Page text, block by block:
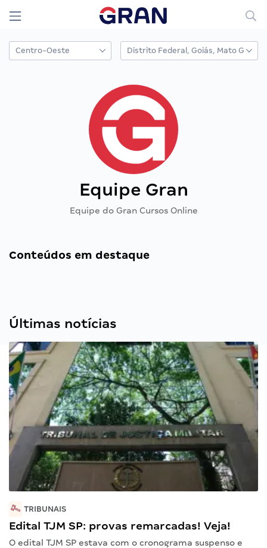
Equipe Gran
Equipe do Gran Cursos Online
Conteúdos em destaque
Últimas notícias
TRIBUNAIS
Edital TJM SP: provas remarcadas! Veja!
O edital TJM SP estava com o cronograma suspenso e